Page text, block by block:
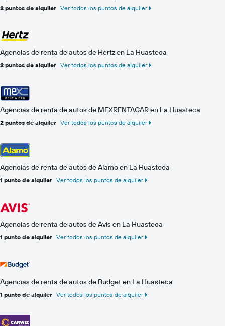
2 puntos de alquiler Ver todos los puntos de alquiler
Agencias de renta de autos de Hertz en La Huasteca
2 puntos de alquiler Ver todos los puntos de alquiler
Agencias de renta de autos de MEXRENTACAR en La Huasteca
2 puntos de alquiler Ver todos los puntos de alquiler
Agencias de renta de autos de Alamo en La Huasteca
1 punto de alquiler Ver todos los puntos de alquiler
Agencias de renta de autos de Avis en La Huasteca
1 punto de alquiler Ver todos los puntos de alquiler
Agencias de renta de autos de Budget en La Huasteca
1 punto de alquiler Ver todos los puntos de alquiler